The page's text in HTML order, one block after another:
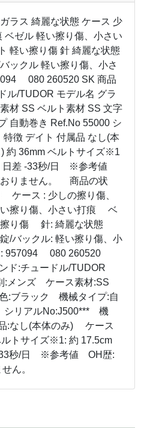
ラス 綺麗な状態 ケース 少
ベゼル 軽い擦り傷、小さい
軽い擦り傷 針 綺麗な状態
ックル 軽い擦り傷、小さ
080 260520 SK 商品
ル/TUDOR モデル名 グラ
材 SS ベルト素材 SS 文字
自動巻き Ref.No 55000 シ
徴 デイト 付属品 なし(本
約 36mm ベルトサイズ※1
日差 -33秒/日 ※参考値
おりません。 商品の状
ース : 少しの擦り傷、
擦り傷、小さい打痕 ベ
擦り傷 針: 綺麗な状態
/バックル: 軽い擦り傷、小
957094 080 260520
:チュードル/TUDOR
:メンズ ケース素材:SS
:ブラック 機械タイプ:自
リアルNo:J500*** 機
:なし(本体のみ) ケース
トサイズ※1: 約 17.5cm
秒/日 ※参考値 OH歴:
せん。